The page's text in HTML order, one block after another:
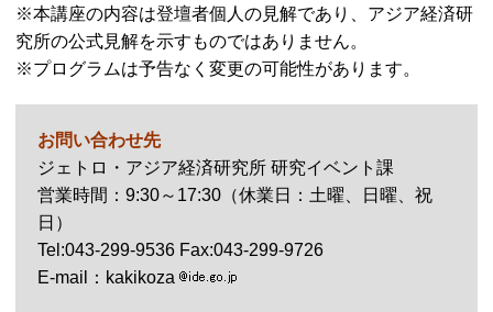
※本講座の内容は登壇者個人の見解であり、アジア経済研
究所の公式見解を示すものではありません。
※プログラムは予告なく変更の可能性があります。
お問い合わせ先
ジェトロ・アジア経済研究所 研究イベント課
営業時間：9:30～17:30（休業日：土曜、日曜、祝
日）
Tel :043-299-9536 Fax:043-299-9726
E-mail
：kakikoza